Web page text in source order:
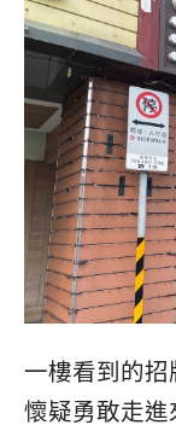
一樓看到的招
懷疑勇敢走進